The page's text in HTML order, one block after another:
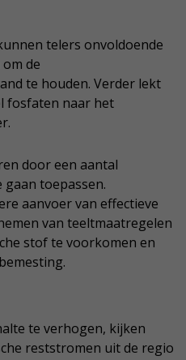
telers onvoldoende
de
te houden. Verder lekt
fosfaten naar het
door een aantal
toepassen.
aanvoer van effectieve
van teeltmaatregelen
stof te voorkomen en
te verhogen, kijken
reststromen uit de regio